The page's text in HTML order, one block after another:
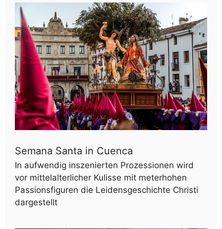
Semana Santa in Cuenca
In aufwendig inszenierten Prozessionen wird
vor mittelalterlicher Kulisse mit meterhohen
Passionsfiguren die Leidensgeschichte Christi
dargestellt